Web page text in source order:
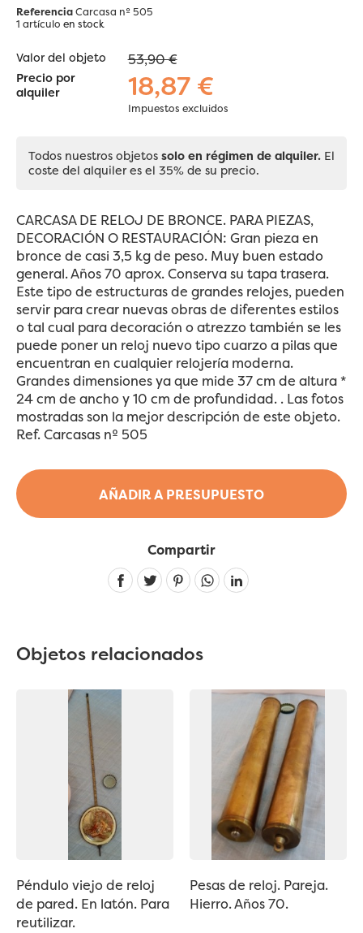
ReferenciaCarcasa nº 505
1 artículo en stock
AÑADIR A PRESUPUESTO
Valor del objeto 53,90 €
Precio por
alquiler
18,87 €
Impuestos excluidos
Todos nuestros objetos solo en régimen de alquiler. El
coste del alquiler es el 35% de su precio.
CARCASA DE RELOJ DE BRONCE. PARA PIEZAS,
DECORACIÓN O RESTAURACIÓN: Gran pieza en
bronce de casi 3,5 kg de peso. Muy buen estado
general. Años 70 aprox. Conserva su tapa trasera.
Este tipo de estructuras de grandes relojes, pueden
servir para crear nuevas obras de diferentes estilos
o tal cual para decoración o atrezzo también se les
puede poner un reloj nuevo tipo cuarzo a pilas que
encuentran en cualquier relojería moderna.
Grandes dimensiones ya que mide 37 cm de altura *
24 cm de ancho y 10 cm de profundidad. . Las fotos
mostradas son la mejor descripción de este objeto.
Ref. Carcasas nº 505
Compartir
Linkedin
Objetos relacionados
Péndulo viejo de reloj
de pared. En latón. Para
reutilizar.
Pesas de reloj. Pareja.
Hierro. Años 70.